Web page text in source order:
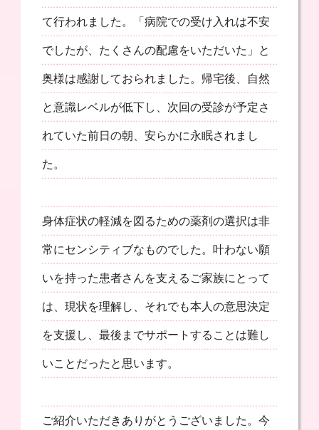
て行われました。「病院での受け入れは不安
でしたが、たくさんの配慮をいただいた」と
奥様は感謝しておられました。帰宅後、自然
と意識レベルが低下し、次回の受診が予定さ
れていた前日の朝、安らかに永眠されまし
た。
身体症状の軽減を図るための薬剤の選択は非
常にセンシティブなものでした。叶わない願
いを持った患者さんを支えるご家族にとって
は、現状を理解し、それでも本人の意思決定
を支援し、最後までサポートすることは難し
いことだったと思います。
ご紹介いただきありがとうございました。今